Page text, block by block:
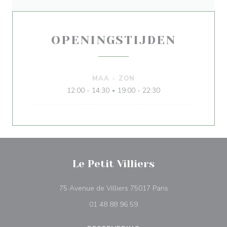
OPENINGSTIJDEN
MAA - ZON
12:00 - 14:30 • 19:00 - 22:30
Le Petit Villiers
75 Avenue de Villiers 75017 Paris((opent in een
01 48 88 96 59